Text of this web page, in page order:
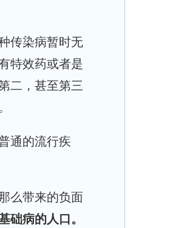
传染病暂时无
特效药或者是
二，甚至第三
通的流行疾
么带来的负面
础病的人口。